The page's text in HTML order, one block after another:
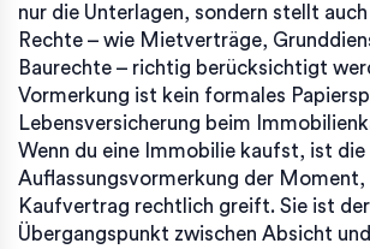
nur die Unterlagen, sondern stellt
Rechte – wie Mietverträge,
Baurechte – richtig berücksichtigt
Vormerkung ist kein formales
Lebensversicherung beim
Wenn du eine Immobilie kaufst, ist die
Auflassungsvormerkung der Moment,
Kaufvertrag rechtlich greift. Sie ist der
Übergangspunkt zwischen Absicht